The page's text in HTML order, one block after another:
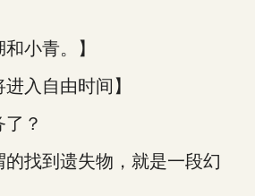
小青。】
入自由时间】
？
找到遗失物，就是一段幻